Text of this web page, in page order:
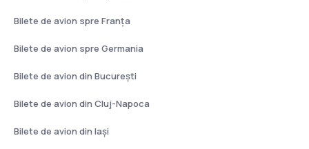
Bilete de avion spre Franţa
Bilete de avion spre Germania
Bilete de avion din București
Bilete de avion din Cluj-Napoca
Bilete de avion din Iași